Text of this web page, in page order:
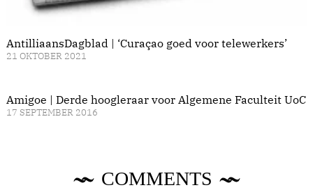
AntilliaansDagblad | ‘Curaçao goed voor telewerkers’
21 OKTOBER 2021
Amigoe | Derde hoogleraar voor Algemene Faculteit UoC
17 SEPTEMBER 2016
COMMENTS